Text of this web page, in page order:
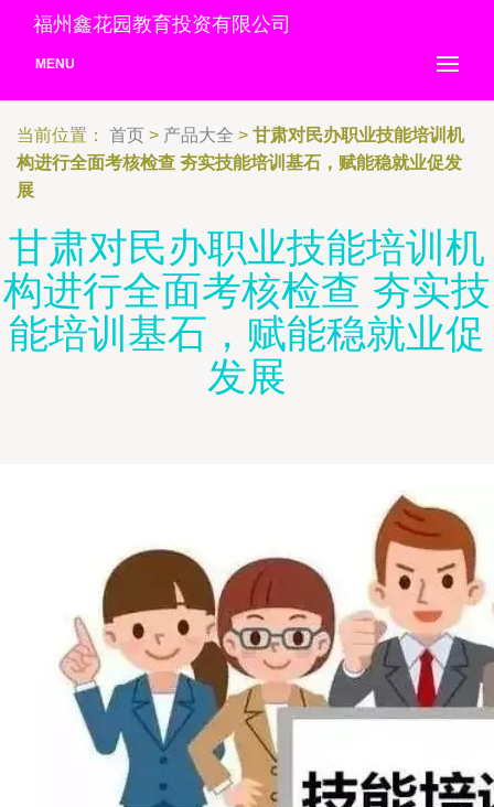
福州鑫花园教育投资有限公司
MENU
当前位置： 首页 > 产品大全 > 甘肃对民办职业技能培训机
构进行全面考核检查 夯实技能培训基石，赋能稳就业促发
展
甘肃对民办职业技能培训机
构进行全面考核检查 夯实技
能培训基石，赋能稳就业促
发展